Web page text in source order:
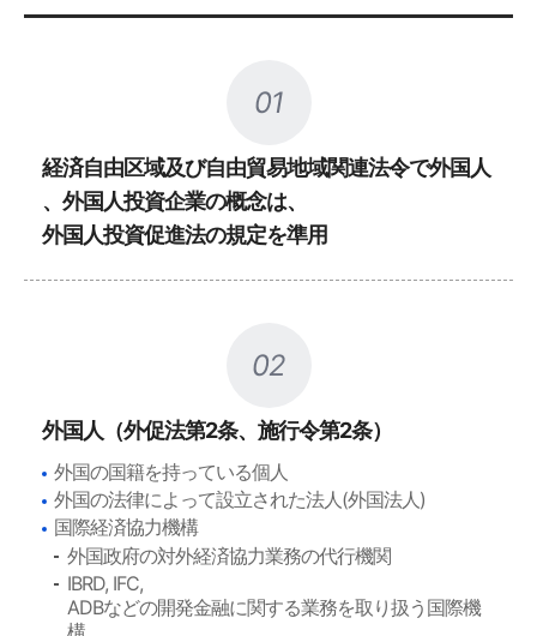
01
経済自由区域及び自由貿易地域関連法令で外国人
、外国人投資企業の概念は、
外国人投資促進法の規定を準用
02
外国人（外促法第2条、施行令第2条）
外国の国籍を持っている個人
外国の法律によって設立された法人(外国法人)
国際経済協力機構
外国政府の対外経済協力業務の代行機関
IBRD, IFC,
ADBなどの開発金融に関する業務を取り扱う国際機
構